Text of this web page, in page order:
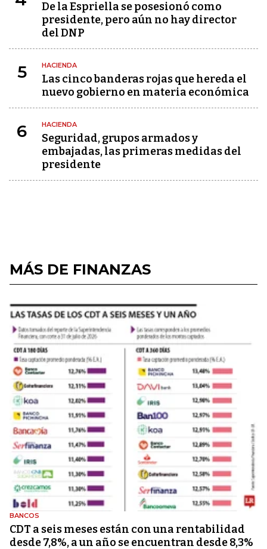
De la Espriella se posesionó como
presidente, pero aún no hay director
del DNP
5 HACIENDA
Las cinco banderas rojas que hereda el
nuevo gobierno en materia económica
6 HACIENDA
Seguridad, grupos armados y
embajadas, las primeras medidas del
presidente
MÁS DE FINANZAS
BANCOS
CDT a seis meses están con una rentabilidad
desde 7,8%, a un año se encuentran desde 8,3%